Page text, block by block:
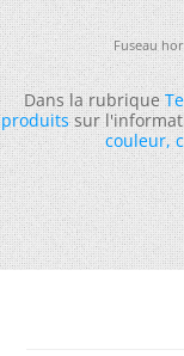
Fuseau
Dans la rubrique
produitssur
couleur,